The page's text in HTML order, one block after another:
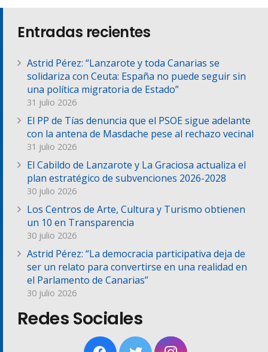
Entradas recientes
Astrid Pérez: “Lanzarote y toda Canarias se
solidariza con Ceuta: España no puede seguir sin
una política migratoria de Estado”
31 julio 2026
El PP de Tías denuncia que el PSOE sigue adelante
con la antena de Masdache pese al rechazo vecinal
31 julio 2026
El Cabildo de Lanzarote y La Graciosa actualiza el
plan estratégico de subvenciones 2026-2028
30 julio 2026
Los Centros de Arte, Cultura y Turismo obtienen
un 10 en Transparencia
30 julio 2026
Astrid Pérez: “La democracia participativa deja de
ser un relato para convertirse en una realidad en
el Parlamento de Canarias”
30 julio 2026
Redes Sociales